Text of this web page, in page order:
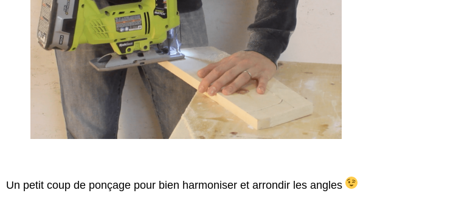
Un petit coup de ponçage pour bien harmoniser et arrondir les angles